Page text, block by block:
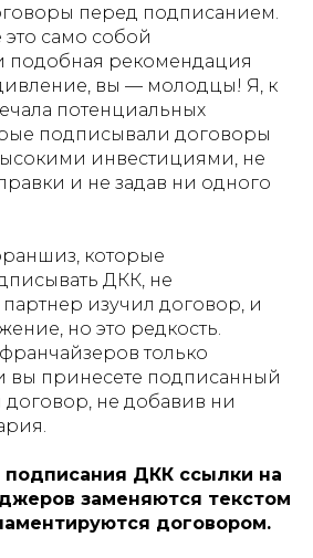
перед подписанием.
это само собой
подобная рекомендация
вы — молодцы! Я, к
потенциальных
подписывали договоры
инвестициями, не
и не задав ни одного
которые
ДКК, не
изучил договор, и
но это редкость.
только
вы принесете подписанный
не добавив ни
ДКК ссылки на
заменяются текстом
договором.